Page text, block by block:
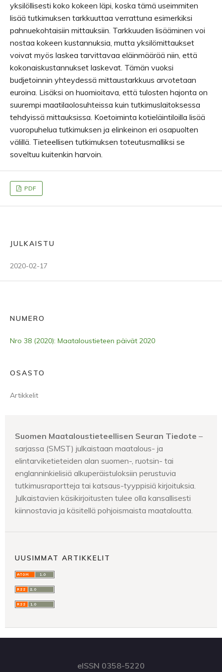
yksilöllisesti koko kokeen läpi, koska tämä useimmiten
lisää tutkimuksen tarkkuuttaa verrattuna esimerkiksi
pahnuekohtaisiin mittauksiin. Tarkkuuden lisääminen voi
nostaa kokeen kustannuksia, mutta yksilömittaukset
voivat myös laskea tarvittavaa eläinmäärää niin, että
kokonaiskustannukset laskevat. Tämän vuoksi
budjetoinnin yhteydessä mittaustarkkuus arvotetaan
euroina. Lisäksi on huomioitava, että tulosten hajonta on
suurempi maatilaolosuhteissa kuin tutkimuslaitoksessa
tehdyissä mittauksissa. Koetoiminta kotieläintiloilla lisää
vuoropuhelua tutkimuksen ja elinkeinon eri osapuolten
välillä. Tieteellisen tutkimuksen toteutusmalliksi se
soveltuu kuitenkin harvoin.
PDF
JULKAISTU
2020-02-17
NUMERO
Nro 38 (2020): Maataloustieteen päivät 2020
OSASTO
Artikkelit
Suomen Maataloustieteellisen Seuran Tiedote –
sarjassa (SMST) julkaistaan maatalous- ja
elintarviketieteiden alan suomen-, ruotsin- tai
englanninkielisiä alkuperäistuloksiin perustuvia
tutkimusraportteja tai katsaus-tyyppisiä kirjoituksia.
Julkaistavien käsikirjoitusten tulee olla kansallisesti
kiinnostavia ja käsitellä pohjoismaista maataloutta.
UUSIMMAT ARTIKKELIT
eISSN 0358-5220